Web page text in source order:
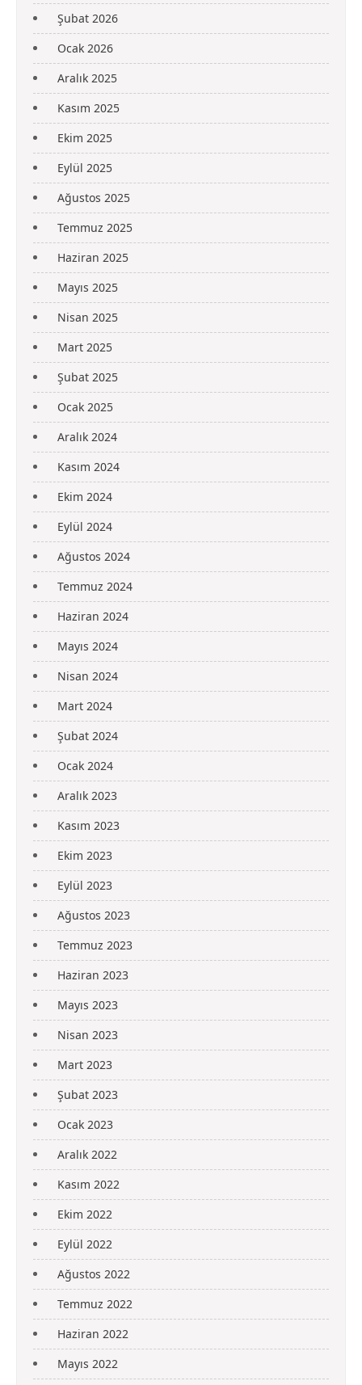
Şubat 2026
Ocak 2026
Aralık 2025
Kasım 2025
Ekim 2025
Eylül 2025
Ağustos 2025
Temmuz 2025
Haziran 2025
Mayıs 2025
Nisan 2025
Mart 2025
Şubat 2025
Ocak 2025
Aralık 2024
Kasım 2024
Ekim 2024
Eylül 2024
Ağustos 2024
Temmuz 2024
Haziran 2024
Mayıs 2024
Nisan 2024
Mart 2024
Şubat 2024
Ocak 2024
Aralık 2023
Kasım 2023
Ekim 2023
Eylül 2023
Ağustos 2023
Temmuz 2023
Haziran 2023
Mayıs 2023
Nisan 2023
Mart 2023
Şubat 2023
Ocak 2023
Aralık 2022
Kasım 2022
Ekim 2022
Eylül 2022
Ağustos 2022
Temmuz 2022
Haziran 2022
Mayıs 2022